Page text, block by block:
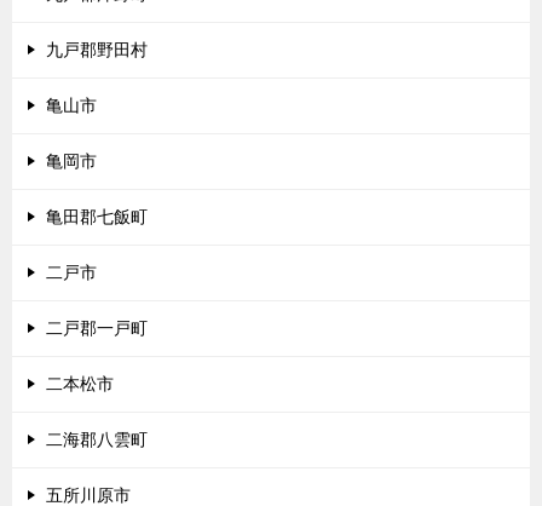
九戸郡野田村
亀山市
亀岡市
亀田郡七飯町
二戸市
二戸郡一戸町
二本松市
二海郡八雲町
五所川原市